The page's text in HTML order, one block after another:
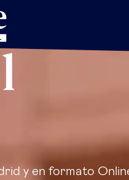
y en formato